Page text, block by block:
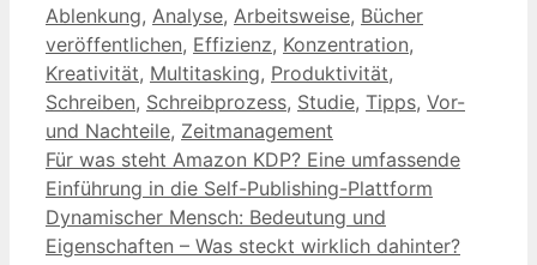
Kategorien
Ablenkung, Analyse, Arbeitsweise, Bücher
veröffentlichen, Effizienz, Konzentration,
Kreativität, Multitasking, Produktivität,
Schreiben, Schreibprozess, Studie, Tipps, Vor-
und Nachteile, Zeitmanagement
Für was steht Amazon KDP? Eine umfassende
Einführung in die Self-Publishing-Plattform
Dynamischer Mensch: Bedeutung und
Eigenschaften – Was steckt wirklich dahinter?